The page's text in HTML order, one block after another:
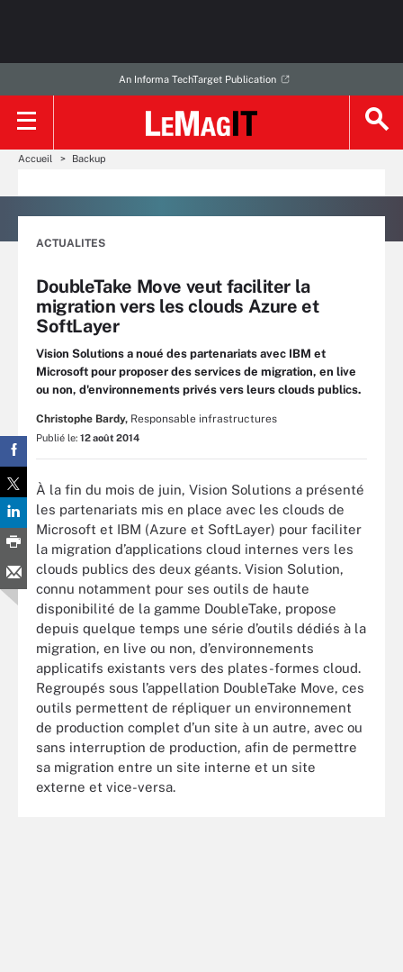
An Informa TechTarget Publication
Accueil Backup
ACTUALITES
DoubleTake Move veut faciliter la
migration vers les clouds Azure et
SoftLayer
Vision Solutions a noué des partenariats avec IBM et
Microsoft pour proposer des services de migration, en live
ou non, d'environnements privés vers leurs clouds publics.
Christophe Bardy, Responsable infrastructures
Publié le: 12 août 2014
À la fin du mois de juin, Vision Solutions a présenté
les partenariats mis en place avec les clouds de
Microsoft et IBM (Azure et SoftLayer) pour faciliter
la migration d’applications cloud internes vers les
clouds publics des deux géants. Vision Solution,
connu notamment pour ses outils de haute
disponibilité de la gamme DoubleTake, propose
depuis quelque temps une série d’outils dédiés à la
migration, en live ou non, d’environnements
applicatifs existants vers des plates-formes cloud.
Regroupés sous l’appellation DoubleTake Move, ces
outils permettent de répliquer un environnement
de production complet d’un site à un autre, avec ou
sans interruption de production, afin de permettre
sa migration entre un site interne et un site
externe et vice-versa.